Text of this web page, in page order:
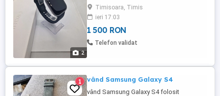
2
stoc o gamă bogată de telefoane, laptop-
uri si altele . Pentru mai multe detalii vă
așteptăm la magazin sau telefonic la
numărul . Locație: Timisoara, Str.
Bulevardul Eroilor de la Tisa, nr. 6, zona
Timisoara, Timis
ieri 17:03
1 500 RON
Telefon validat
1 vând Samsung Galaxy S4
vând Samsung Galaxy S4 folosit